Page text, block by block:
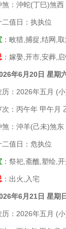
沖蛇(丁巳)煞西
日：执执位
：畋猎,捕捉,结网,
：嫁娶,开市,安葬,
年6月20日 星期
2026年五月 (小
丙午年 甲午月
沖羊(己未)煞东
日：危执位
：祭祀,斋醮,塑绘,
：出火,入宅
年6月21日 星期日
2026年五月 (小